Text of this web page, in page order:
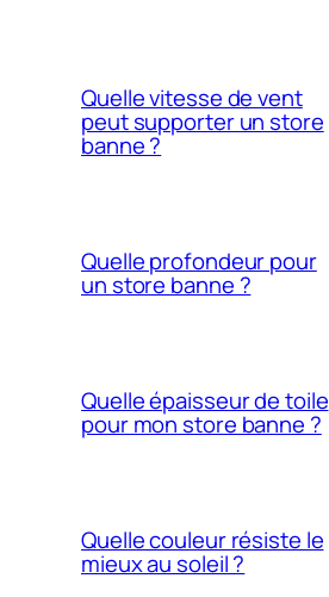
Quelle vitesse de vent
peut supporter un store
banne ?
Quelle profondeur pour
un store banne ?
Quelle épaisseur de toile
pour mon store banne ?
Quelle couleur résiste le
mieux au soleil ?